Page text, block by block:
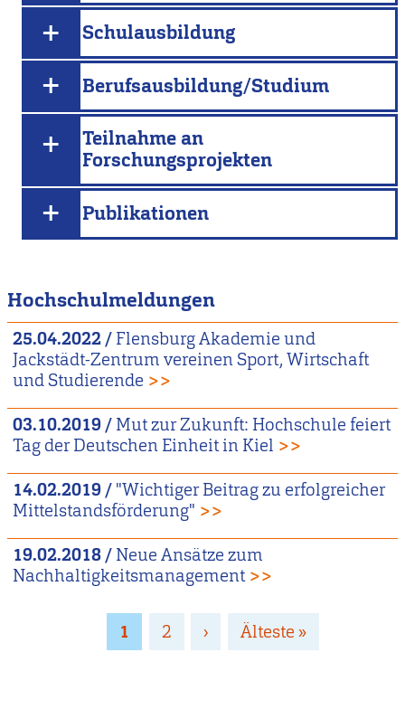
Schulausbildung
Berufsausbildung/Studium
Teilnahme an
Forschungsprojekten
Publikationen
Hochschulmeldungen
25.04.2022/ Flensburg Akademie und
Jackstädt-Zentrum vereinen Sport, Wirtschaft
und Studierende >>
03.10.2019 / Mut zur Zukunft: Hochschule feiert
Tag der Deutschen Einheit in Kiel >>
14.02.2019 / "Wichtiger Beitrag zu erfolgreicher
Mittelstandsförderung" >>
19.02.2018 / Neue Ansätze zum
Nachhaltigkeitsmanagement >>
Seitennummerierung
Page
1 Page
2
Nächste
›
Letzte
Älteste »